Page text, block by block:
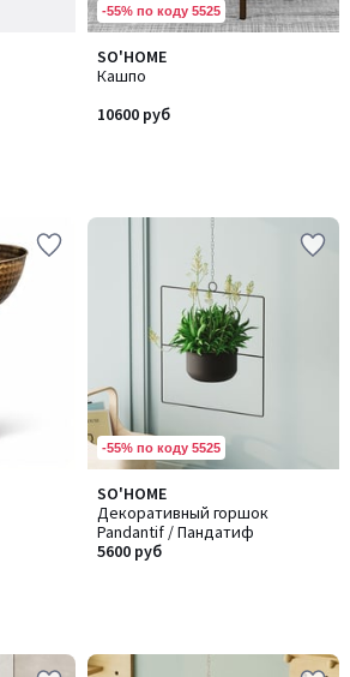
-55% по коду 5525
SO'HOME
Кашпо
10600 руб
-55% по коду 5525
SO'HOME
Декоративный горшок
Pandantif / Пандатиф
5600 руб